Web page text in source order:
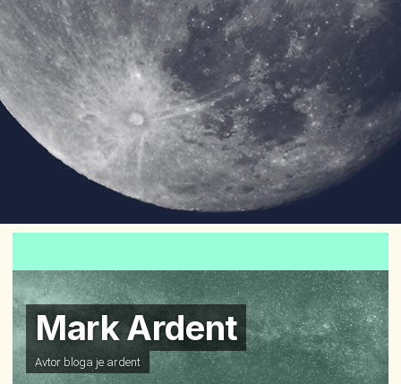
Mark Ardent
Avtor bloga je ardent